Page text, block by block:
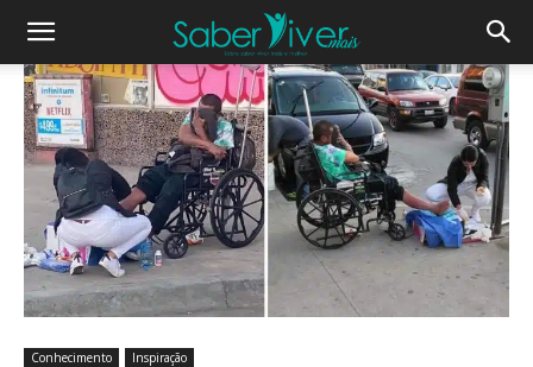
Conhecimento Inspiração